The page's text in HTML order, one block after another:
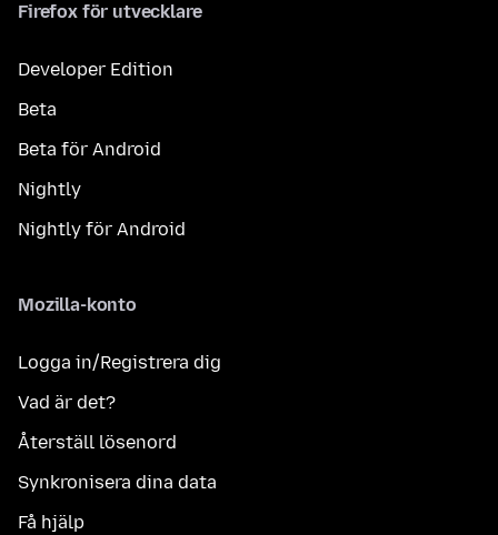
Firefox för utvecklare
Developer Edition
Beta
Beta för Android
Nightly
Nightly för Android
Mozilla-konto
Logga in/Registrera dig
Vad är det?
Återställ lösenord
Synkronisera dina data
Få hjälp